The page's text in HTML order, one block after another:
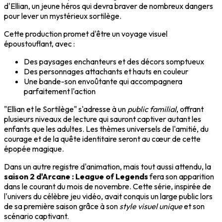
d'Ellian, un jeune héros qui devra braver de nombreux dangers
pour lever un mystérieux sortilège.
Cette production promet d'être un voyage visuel
époustouflant, avec :
Des paysages enchanteurs et des décors somptueux
Des personnages attachants et hauts en couleur
Une bande-son envoûtante qui accompagnera
parfaitement l'action
"Ellian et le Sortilège" s'adresse à un public familial, offrant
plusieurs niveaux de lecture qui sauront captiver autant les
enfants que les adultes. Les thèmes universels de l'amitié, du
courage et de la quête identitaire seront au cœur de cette
épopée magique.
Dans un autre registre d'animation, mais tout aussi attendu, la
saison 2 d'Arcane : League of Legendsfera son apparition
dans le courant du mois de novembre. Cette série, inspirée de
l'univers du célèbre jeu vidéo, avait conquis un large public lors
de sa première saison grâce à son style visuel uniqueet son
scénario captivant.